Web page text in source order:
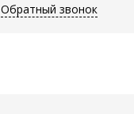
Обратный звонок